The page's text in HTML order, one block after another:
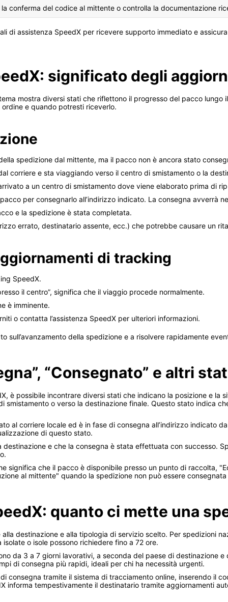
la conferma del codice al mittente o controlla la documentazione
di assistenza SpeedX per ricevere supporto immediato e
significato degli
mostra diversi stati che riflettono il progresso del pacco
e quando potresti riceverlo.
spedizione dal mittente, ma il pacco non è ancora stato
corriere e sta viaggiando verso il centro di smistamento o la
a un centro di smistamento dove viene elaborato prima di
per consegnarlo all’indirizzo indicato. La consegna avverrà
e la spedizione è stata completata.
errato, destinatario assente, ecc.) che potrebbe causare un
di tracking
SpeedX.
il centro”, significa che il viaggio procede normalmente.
è imminente.
o contatta l’assistenza SpeedX per ulteriori informazioni.
sull’avanzamento della spedizione e a risolvere rapidamente
“Consegnato” e altri
è possibile incontrare diversi stati che indicano la posizione e la
o verso la destinazione finale. Questo stato indica
al corriere locale ed è in fase di consegna all’indirizzo indicato
di questo stato.
e che la consegna è stata effettuata con successo.
significa che il pacco è disponibile presso un punto di raccolta,
al mittente" quando la spedizione non può essere
quanto ci mette una
destinazione e alla tipologia di servizio scelto. Per spedizioni
o isole possono richiedere fino a 72 ore.
da 3 a 7 giorni lavorativi, a seconda del paese di destinazione
di consegna più rapidi, ideali per chi ha necessità urgenti.
consegna tramite il sistema di tracciamento online, inserendo il
informa tempestivamente il destinatario tramite aggiornamenti